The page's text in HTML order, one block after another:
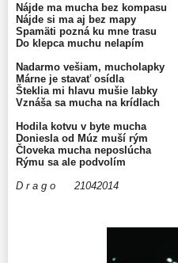
Nájde ma mucha bez kompasu
Nájde si ma aj bez mapy
Spamäti pozná ku mne trasu
Do klepca muchu nelapím
Nadarmo vešiam, mucholapky
Márne je stavať osídla
Šteklia mi hlavu mušie labky
Vznáša sa mucha na krídlach
Hodila kotvu v byte mucha
Doniesla od Múz muší rým
Človeka mucha neposlúcha
Rýmu sa ale podvolím
D r a g o 21042014